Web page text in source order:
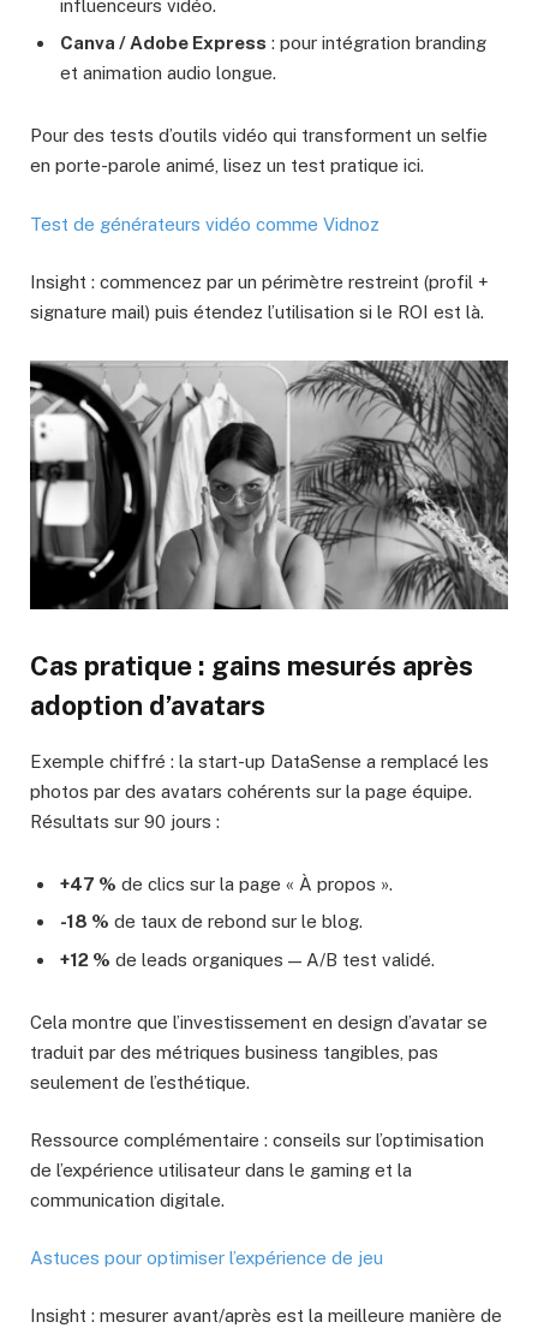
influenceurs vidéo.
Canva / Adobe Express : pour intégration branding
et animation audio longue.
Pour des tests d’outils vidéo qui transforment un selfie
en porte-parole animé, lisez un test pratique ici.
Test de générateurs vidéo comme Vidnoz
Insight : commencez par un périmètre restreint (profil +
signature mail) puis étendez l’utilisation si le ROI est là.
Cas pratique : gains mesurés après
adoption d’avatars
Exemple chiffré : la start-up DataSense a remplacé les
photos par des avatars cohérents sur la page équipe.
Résultats sur 90 jours :
+47 % de clics sur la page « À propos ».
-18 % de taux de rebond sur le blog.
+12 % de leads organiques — A/B test validé.
Cela montre que l’investissement en design d’avatar se
traduit par des métriques business tangibles, pas
seulement de l’esthétique.
Ressource complémentaire : conseils sur l’optimisation
de l’expérience utilisateur dans le gaming et la
communication digitale.
Astuces pour optimiser l’expérience de jeu
Insight : mesurer avant/après est la meilleure manière de